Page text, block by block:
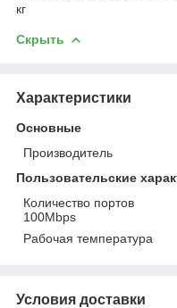
кг
Скрыть
Характеристики
Основные
Производитель
Пользовательские
Количество портов
100Mbps
Рабочая температура
Условия доставки